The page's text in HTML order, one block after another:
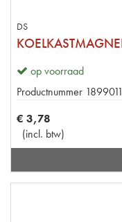
DS
op voorraad
Productnummer 1899011
€ 3,78
(incl. btw)